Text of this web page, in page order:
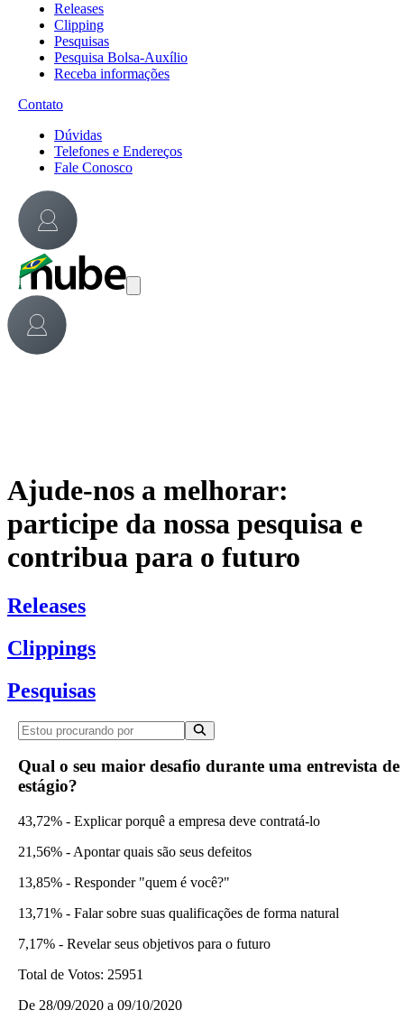
Releases
Clipping
Pesquisas
Pesquisa Bolsa-Auxílio
Receba informações
Contato
Dúvidas
Telefones e Endereços
Fale Conosco
Ajude-nos a melhorar:
participe da nossa pesquisa e
contribua para o futuro
Releases
Clippings
Pesquisas
Qual o seu maior desafio durante uma entrevista de
estágio?
43,72% - Explicar porquê a empresa deve contratá-lo
21,56% - Apontar quais são seus defeitos
13,85% - Responder "quem é você?"
13,71% - Falar sobre suas qualificações de forma natural
7,17% - Revelar seus objetivos para o futuro
Total de Votos: 25951
De 28/09/2020 a 09/10/2020